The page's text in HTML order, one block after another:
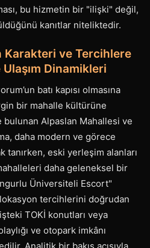
bu hizmetin bir "ilişki" değil,
kanıtlar niteliktedir.
Karakteri ve Tercihlere
Dinamikleri
batı kapısı olmasına
bir mahalle kültürüne
Alpaslan Mahallesi ve
daha modern ve görece
tanırken, eski yerleşim alanları
daha geleneksel bir
Üniversiteli Escort"
tercihlerini doğrudan
TOKİ konutları veya
ve otopark imkânı